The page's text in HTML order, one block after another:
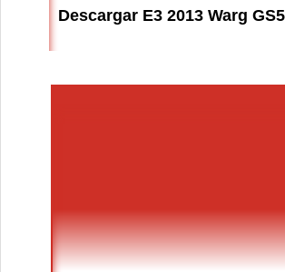
Descargar E3 2013 Warg GS5